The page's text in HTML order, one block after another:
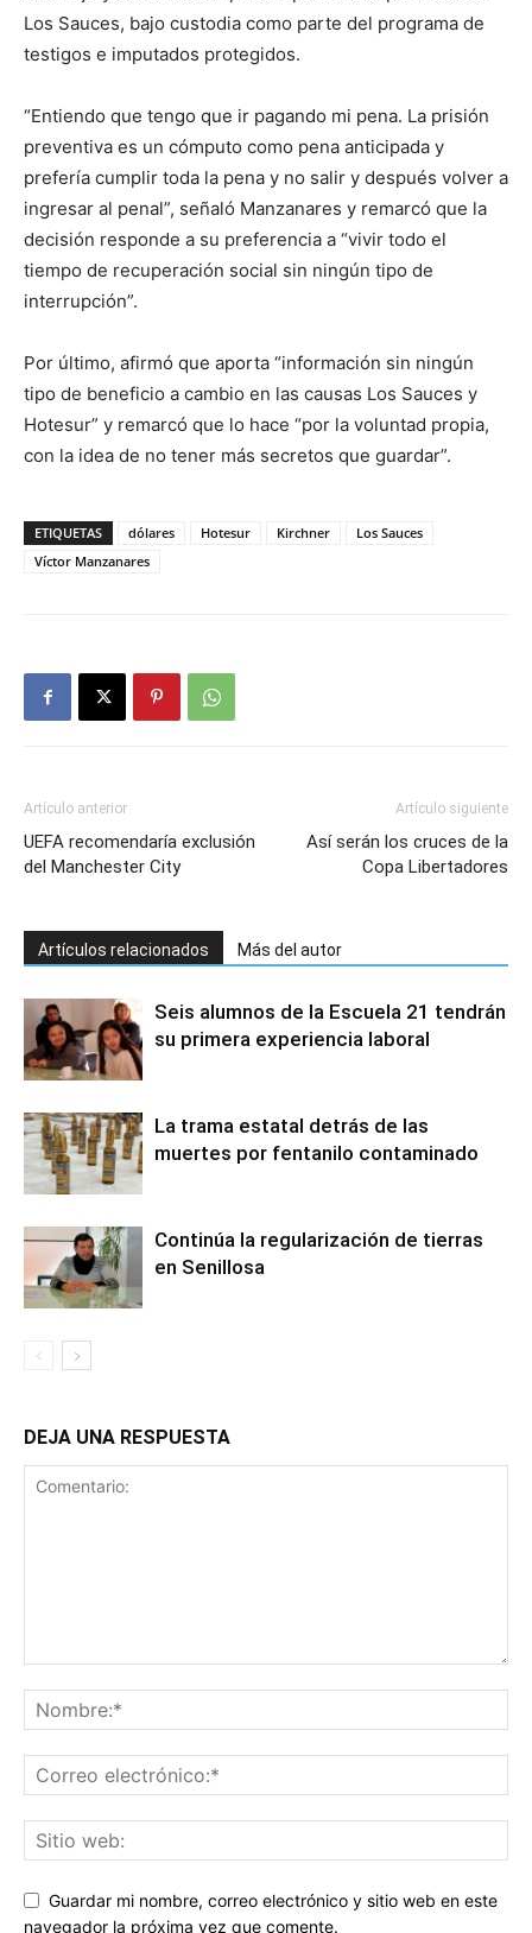
Los Sauces, bajo custodia como parte del programa de
testigos e imputados protegidos.
“Entiendo que tengo que ir pagando mi pena. La prisión
preventiva es un cómputo como pena anticipada y
prefería cumplir toda la pena y no salir y después volver a
ingresar al penal”, señaló Manzanares y remarcó que la
decisión responde a su preferencia a “vivir todo el
tiempo de recuperación social sin ningún tipo de
interrupción”.
Por último, afirmó que aporta “información sin ningún
tipo de beneficio a cambio en las causas Los Sauces y
Hotesur” y remarcó que lo hace “por la voluntad propia,
con la idea de no tener más secretos que guardar”.
ETIQUETAS dólares Hotesur Kirchner
Los Sauces
Víctor Manzanares
Artículo anterior
UEFA recomendaría exclusión
del Manchester City
Artículo siguiente
Así serán los cruces de la
Copa Libertadores
Artículos relacionados Más del autor
Seis alumnos de la Escuela 21 tendrán
su primera experiencia laboral
La trama estatal detrás de las
muertes por fentanilo contaminado
Continúa la regularización de tierras
en Senillosa
DEJA UNA RESPUESTA
Guardar mi nombre, correo electrónico y sitio web en este
navegador la próxima vez que comente.